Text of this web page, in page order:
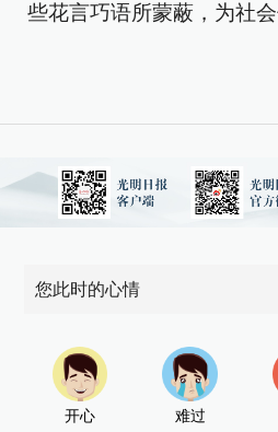
些花言巧语所蒙蔽，为社会
您此时的心情
开心 难过